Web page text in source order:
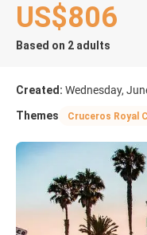
US$806
Based on 2 adults
Created: Wednesday,
Themes
Cruceros Royal